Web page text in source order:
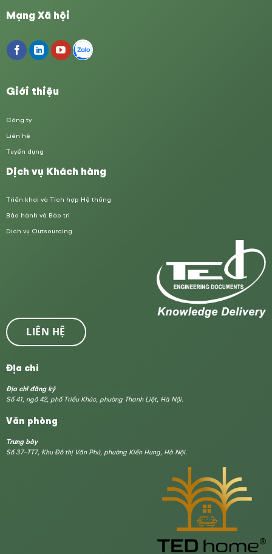
Mạng Xã hội
Giới thiệu
Công ty
Liên hệ
Tuyển dụng
Dịch vụ Khách hàng
Triển khai và Tích hợp Hệ thống
Bảo hành và Bảo trì
Dịch vụ Outsourcing
LIÊN HỆ
Địa chỉ
Địa chỉ đăng ký
Số 41, ngõ 42, phố Triều Khúc, phường Thanh Liệt, Hà Nội.
Văn phòng
Trưng bày
Số 37-TT7, Khu Đô thị Văn Phú, phường Kiến Hưng, Hà Nội.